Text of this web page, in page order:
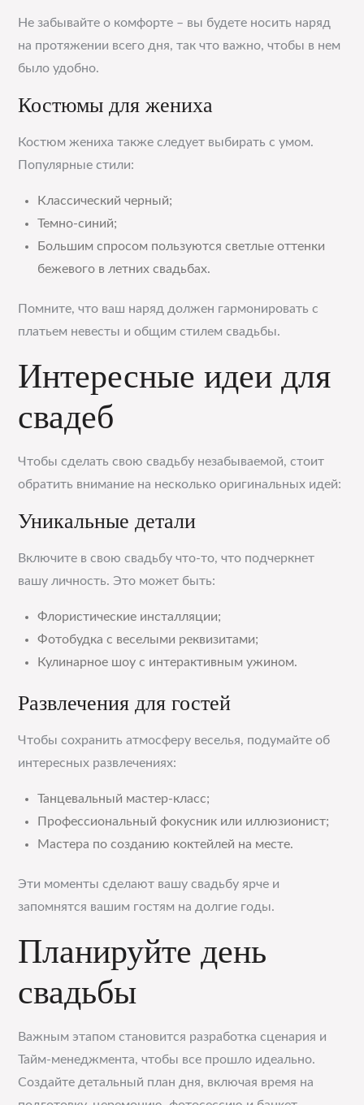
Не забывайте о комфорте – вы будете носить наряд
на протяжении всего дня, так что важно, чтобы в нем
было удобно.
Костюмы для жениха
Костюм жениха также следует выбирать с умом.
Популярные стили:
Классический черный;
Темно-синий;
Большим спросом пользуются светлые оттенки
бежевого в летних свадьбах.
Помните, что ваш наряд должен гармонировать с
платьем невесты и общим стилем свадьбы.
Интересные идеи для
свадеб
Чтобы сделать свою свадьбу незабываемой, стоит
обратить внимание на несколько оригинальных идей:
Уникальные детали
Включите в свою свадьбу что-то, что подчеркнет
вашу личность. Это может быть:
Флористические инсталляции;
Фотобудка с веселыми реквизитами;
Кулинарное шоу с интерактивным ужином.
Развлечения для гостей
Чтобы сохранить атмосферу веселья, подумайте об
интересных развлечениях:
Танцевальный мастер-класс;
Профессиональный фокусник или иллюзионист;
Мастера по созданию коктейлей на месте.
Эти моменты сделают вашу свадьбу ярче и
запомнятся вашим гостям на долгие годы.
Планируйте день
свадьбы
Важным этапом становится разработка сценария и
Тайм-менеджмента, чтобы все прошло идеально.
Создайте детальный план дня, включая время на